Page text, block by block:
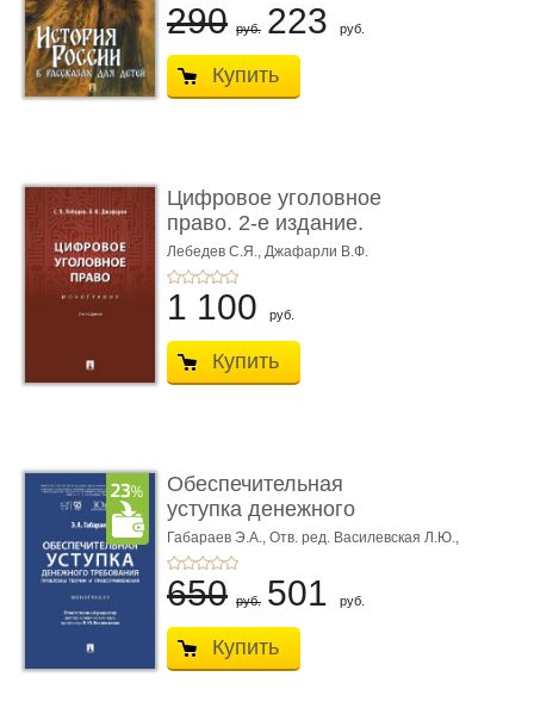
290 руб. 223 руб.
Купить
Цифровое уголовное
право. 2-е издание.
Монограф ...
Лебедев С.Я., Джафарли В.Ф.
1 100 руб.
Купить
Обеспечительная
уступка денежного
требования ...
Габараев Э.А., Отв. ред. Василевская Л.Ю.,
вступ. сл. Каретина М.Г.
650 руб. 501 руб.
Купить